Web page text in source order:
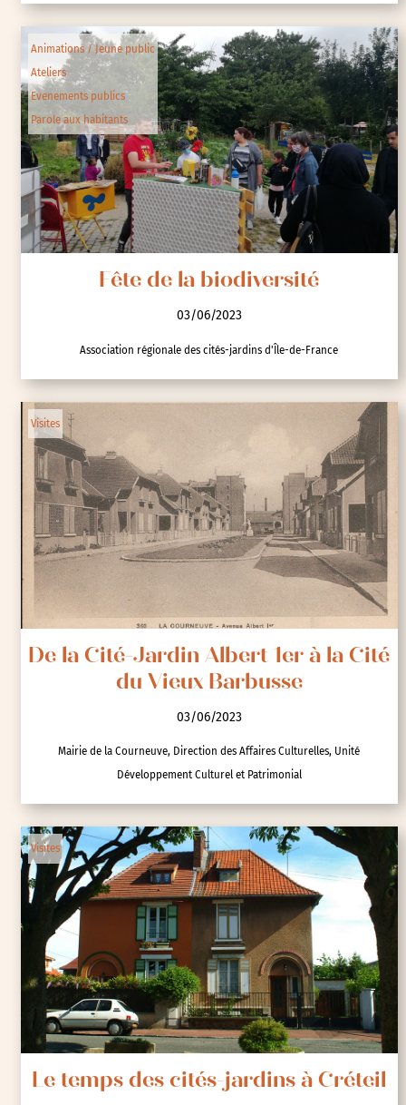
Animations / Jeune public
Ateliers
Evenements publics
Parole aux habitants
Fête de la biodiversité
03/06/2023
Association régionale des cités-jardins d'Île-de-France
Visites
De la Cité-Jardin Albert 1er à la Cité
du Vieux Barbusse
03/06/2023
Mairie de la Courneuve, Direction des Affaires Culturelles, Unité
Développement Culturel et Patrimonial
Visites
Le temps des cités-jardins à Créteil